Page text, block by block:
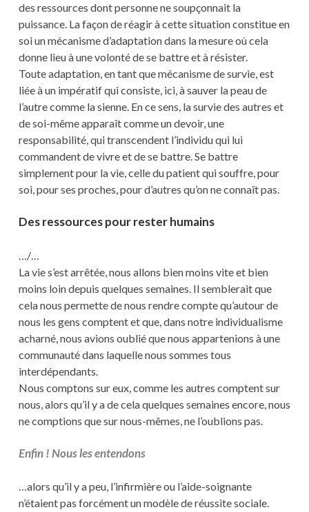
des ressources dont personne ne soupçonnait la
puissance. La façon de réagir à cette situation constitue en
soi un mécanisme d’adaptation dans la mesure où cela
donne lieu à une volonté de se battre et à résister.
Toute adaptation, en tant que mécanisme de survie, est
liée à un impératif qui consiste, ici, à sauver la peau de
l’autre comme la sienne. En ce sens, la survie des autres et
de soi-même apparaît comme un devoir, une
responsabilité, qui transcendent l’individu qui lui
commandent de vivre et de se battre. Se battre
simplement pour la vie, celle du patient qui souffre, pour
soi, pour ses proches, pour d’autres qu’on ne connaît pas.
Des ressources pour rester humains
…/…
La vie s’est arrêtée, nous allons bien moins vite et bien
moins loin depuis quelques semaines. Il semblerait que
cela nous permette de nous rendre compte qu’autour de
nous les gens comptent et que, dans notre individualisme
acharné, nous avions oublié que nous appartenions à une
communauté dans laquelle nous sommes tous
interdépendants.
Nous comptons sur eux, comme les autres comptent sur
nous, alors qu’il y a de cela quelques semaines encore, nous
ne comptions que sur nous-mêmes, ne l’oublions pas.
Enfin ! Nous les entendons
…alors qu’il y a peu, l’infirmière ou l’aide-soignante
n’étaient pas forcément un modèle de réussite sociale.